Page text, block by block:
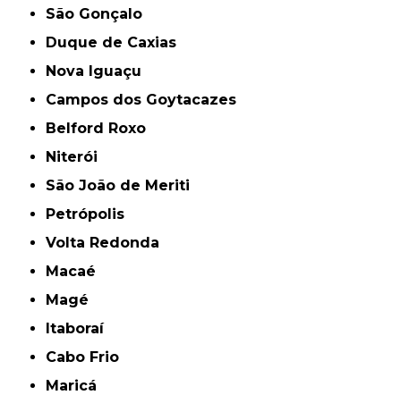
São Gonçalo
Duque de Caxias
Nova Iguaçu
Campos dos Goytacazes
Belford Roxo
Niterói
São João de Meriti
Petrópolis
Volta Redonda
Macaé
Magé
Itaboraí
Cabo Frio
Maricá